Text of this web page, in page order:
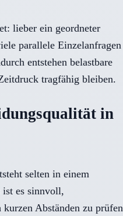
lieber ein geordneter
parallele Einzelanfragen
entstehen belastbare
tragfähig bleiben.
in
selten in einem
ist es sinnvoll,
Abständen zu prüfen